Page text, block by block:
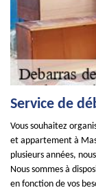
Service de
Vous souhaitez
et appartement à
plusieurs années,
Nous sommes à
en fonction de vos